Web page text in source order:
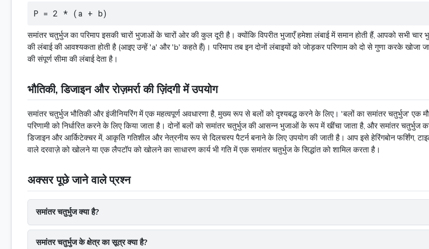
P = 2 * (a + b)
समांतर चतुर्भुज का परिमाप इसकी चारों भुजाओं के चारों ओर की कुल दूरी है। क्योंकि विपरीत भुजाएँ हमेशा लंबाई में समान होती हैं, आपको सभी
की लंबाई की आवश्यकता होती है (आइए उन्हें 'a' और 'b' कहते हैं)। परिमाप तब इन दोनों लंबाइयों को जोड़कर परिणाम को दो से गुणा करके खोजा
की संपूर्ण सीमा की लंबाई देता है।
भौतिकी, डिजाइन और रोज़मर्रा की ज़िंदगी में उपयोग
समांतर चतुर्भुज भौतिकी और इंजीनियरिंग में एक महत्वपूर्ण अवधारणा है, मुख्य रूप से बलों को दृश्यबद्ध करने के लिए। 'बलों का समांतर चतुर्भुज' एक
परिणामी को निर्धारित करने के लिए किया जाता है। दोनों बलों को समांतर चतुर्भुज की आसन्न भुजाओं के रूप में खींचा जाता है, और समांतर चतुर्भुज
डिजाइन और आर्किटेक्चर में, आकृति गतिशील और नेत्रनीय रूप से दिलचस्प पैटर्न बनाने के लिए उपयोग की जाती है। आप इसे हेरिंगबोन
वाले दरवाज़े को खोलने या एक लैपटॉप को खोलने का साधारण कार्य भी गति में एक समांतर चतुर्भुज के सिद्धांत को शामिल करता है।
अक्सर पूछे जाने वाले प्रश्न
समांतर चतुर्भुज क्या है?
समांतर चतुर्भुज के क्षेत्र का सूत्र क्या है?